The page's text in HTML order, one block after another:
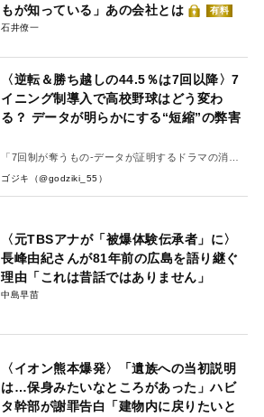
もが知っている」あの会社とは
有料
石井僚一
〈逆転＆勝ち越しの44.5％は7回以降〉7
イニング制導入で高校野球はどう変わ
る？ データが明らかにする“短縮”の弊害
「7回制が奪うもの-データが証明するドラマの消
失-」
ゴジキ（@godziki_55）
〈元TBSアナが「被爆体験伝承者」に〉
長峰由紀さんが81年前の広島を語り継ぐ
理由「これは昔話ではありません」
中島早苗
〈イオン熊本爆発〉「遺族への当初説明
は…保身みたいなところがあった」ハビ
タ幹部が謝罪告白「建物内に戻りたいと